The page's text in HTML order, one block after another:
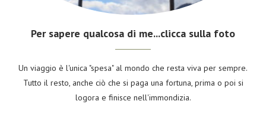
Per sapere qualcosa di me...clicca sulla foto
Un viaggio è l'unica "spesa" al mondo che resta viva per sempre.
Tutto il resto, anche ciò che si paga una fortuna, prima o poi si
logora e finisce nell'immondizia.